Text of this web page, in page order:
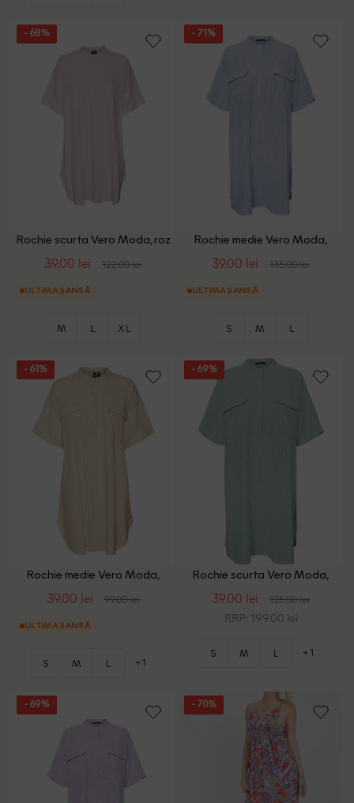
- 68%
Rochie scurta Vero Moda, roz
39.00 lei 122.00 lei
ULTIMA ȘANSĂ
M L XL
- 71%
Rochie medie Vero Moda,
39.00 lei 135.00 lei
ULTIMA ȘANSĂ
S M L
- 61%
Rochie medie Vero Moda,
39.00 lei 99.00 lei
ULTIMA ȘANSĂ
S M L +1
- 69%
Rochie scurta Vero Moda,
39.00 lei 125.00 lei
RRP: 199.00 lei
S M L +1
- 69% - 70%